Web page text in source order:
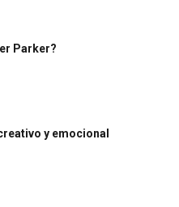
Parker?
y emocional